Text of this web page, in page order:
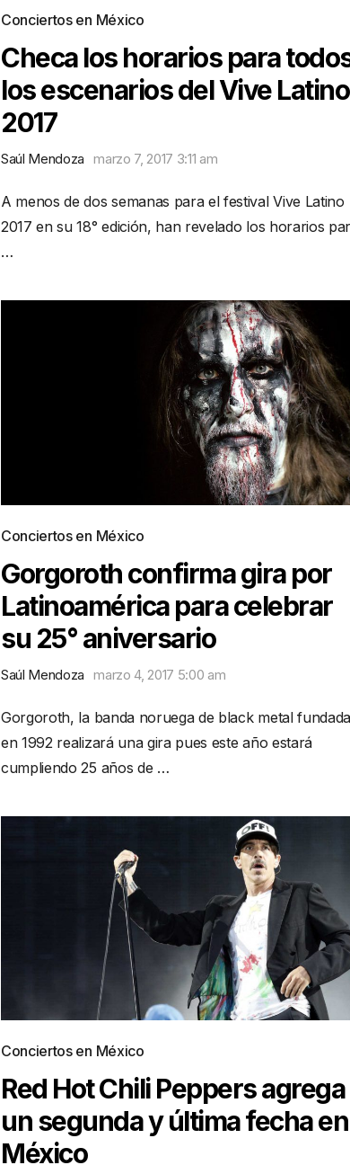
Conciertos en México
Checa los horarios para
los escenarios del Vive Latino
2017
Saúl Mendoza marzo 7, 2017 3:11 am
A menos de dos semanas para el festival Vive Latino
2017 en su 18° edición, han revelado los horarios
…
Conciertos en México
Gorgoroth confirma gira por
Latinoamérica para celebrar
su 25° aniversario
Saúl Mendoza marzo 4, 2017 5:00 am
Gorgoroth, la banda noruega de black metal fundada
en 1992 realizará una gira pues este año estará
cumpliendo 25 años de …
Conciertos en México
Red Hot Chili Peppers agrega
un segunda y última fecha en
México